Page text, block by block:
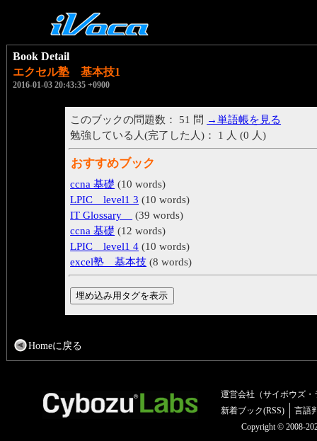
Book Detail
エクセル塾 基本技1
2016-01-03 20:43:35 +0900
このブックの問題数： 51 問 →単語帳を見る
勉強している人(完了した人)： 1 人 (0 人)
おすすめブック
ccna 基礎 (10 words)
LPIC level1 3 (10 words)
IT Glossary
(39 words)
ccna 基礎 (12 words)
LPIC level1 4 (10 words)
excel塾 基本技 (8 words)
Homeに戻る
運営会社（サイボウズ・
新着ブック(RSS)
言語
Copyright © 2008-